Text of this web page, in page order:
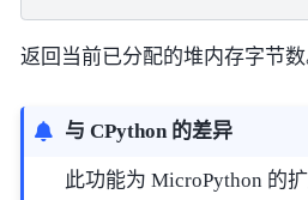
返回当前已分配的堆内存字节数
与 CPython 的差异
此功能为 MicroPython 的